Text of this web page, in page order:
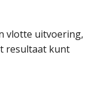
vlotte uitvoering,
resultaat kunt